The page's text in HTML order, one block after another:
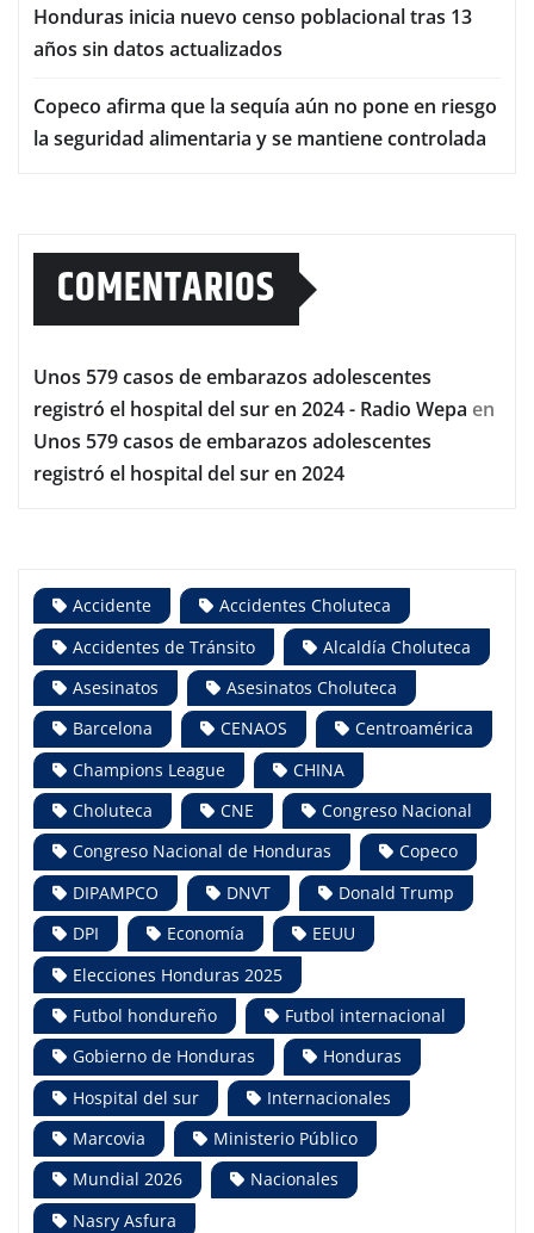
Honduras inicia nuevo censo poblacional tras 13
años sin datos actualizados
Copeco afirma que la sequía aún no pone en riesgo
la seguridad alimentaria y se mantiene controlada
COMENTARIOS
Unos 579 casos de embarazos adolescentes
registró el hospital del sur en 2024 - Radio Wepa en
Unos 579 casos de embarazos adolescentes
registró el hospital del sur en 2024
Accidente
Accidentes Choluteca
Accidentes de Tránsito
Alcaldía Choluteca
Asesinatos
Asesinatos Choluteca
Barcelona
CENAOS
Centroamérica
Champions League
CHINA
Choluteca
CNE
Congreso Nacional
Congreso Nacional de Honduras
Copeco
DIPAMPCO
DNVT
Donald Trump
DPI
Economía
EEUU
Elecciones Honduras 2025
Futbol hondureño
Futbol internacional
Gobierno de Honduras
Honduras
Hospital del sur
Internacionales
Marcovia
Ministerio Público
Mundial 2026
Nacionales
Nasry Asfura